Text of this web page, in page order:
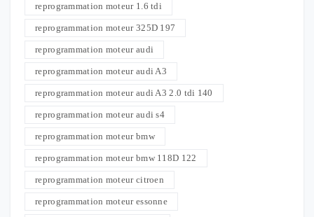
reprogrammation moteur 1.6 tdi
reprogrammation moteur 325D 197
reprogrammation moteur audi
reprogrammation moteur audi A3
reprogrammation moteur audi A3 2.0 tdi 140
reprogrammation moteur audi s4
reprogrammation moteur bmw
reprogrammation moteur bmw 118D 122
reprogrammation moteur citroen
reprogrammation moteur essonne